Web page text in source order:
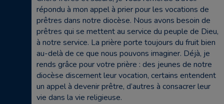
répondu à mon appel à prier pour les vocations de
prêtres dans notre diocèse. Nous avons besoin de
prêtres qui se mettent au service du peuple de Dieu,
à notre service. La prière porte toujours du fruit bien
au-delà de ce que nous pouvons imaginer. Déjà, je
rends grâce pour votre prière : des jeunes de notre
diocèse discernent leur vocation, certains entendent
un appel à devenir prêtre, d’autres à consacrer leur
vie dans la vie religieuse.